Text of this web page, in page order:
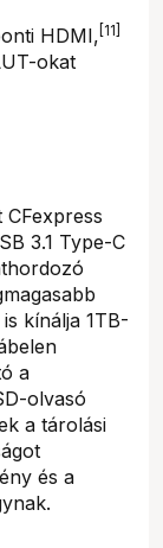
HDMI, [11]
okat
3.1 Type-C
kínálja 1TB-
a
olvasó
a tárolási
és a